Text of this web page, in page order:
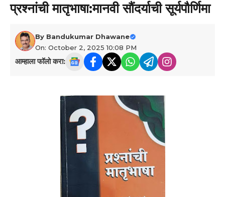
प्रश्नांची मातृभाषा:मानवी सौंदर्याची सूर्यपौर्णिमा
By Bandukumar Dhawane
On: October 2, 2025 10:08 PM
आम्हाला फॉलो करा: